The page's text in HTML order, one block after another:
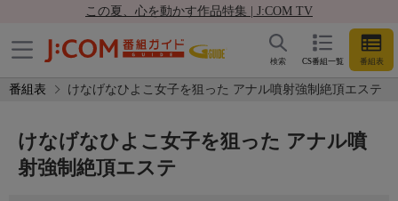
この夏、心を動かす作品特集 | J:COM TV
CS番組一覧 番組表
検索
番組表 けなげなひよこ女子を狙った アナル噴射強制絶頂エステ
けなげなひよこ女子を狙った アナル噴
射強制絶頂エステ